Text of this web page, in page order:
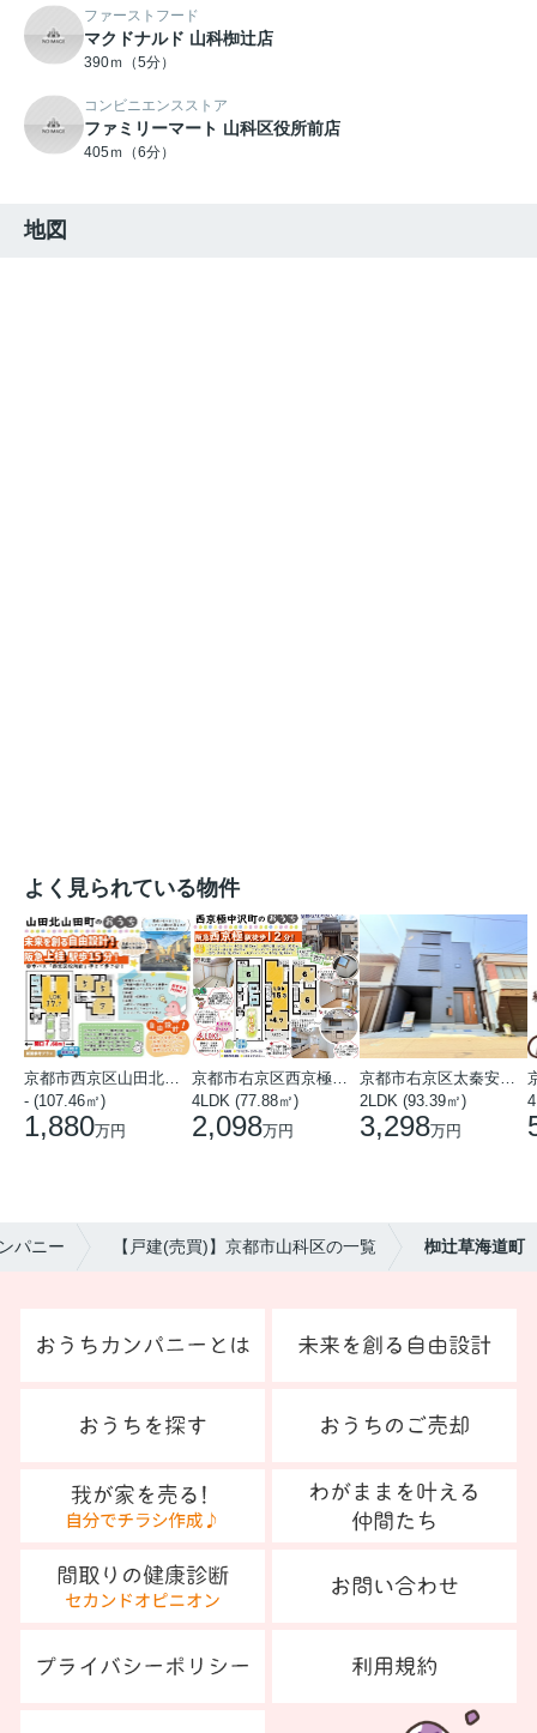
ファーストフード
マクドナルド 山科椥辻店
390ｍ（5分）
コンビニエンスストア
ファミリーマート 山科区役所前店
405ｍ（6分）
地図
よく見られている物件
- (107.46㎡)
1,880万円
4LDK (77.88㎡)
2,098万円
2LDK (93.39㎡)
3,298万円
パニー 【戸建(売買)】京都市山科区の一覧 椥辻草海道町